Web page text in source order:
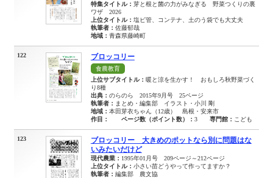
特集タイトル： 芽と根と菌の力がみなぎる 野菜つくりの裏
ワザ 2026
上位タイトル： 塩ビ管、コンテナ、土のう袋でも大丈夫
執筆者： 佐藤郁哉
地域： 青森県藤崎町
122 ブロッコリー
食農教育
上位サブタイトル： 暖と涼を生かす！ おもしろ秋野菜づく
り8種
出典： のらのら 2015年9月号 25ページ
執筆者： まとめ・編集部 イラスト・小川 剛
地域： 本田芽衣ちゃん（12歳） 島根・安来市
作目：
ページ数（ポイント数）： 3 専門館： こども
123
ブロッコリー 大きめのポットなら別に問題はな
いみたいだけど
現代農業： 1995年01月号 209ページ～212ページ
上位タイトル： 小さい苗どうやって作ってますか？
執筆者： 編集部 農文協